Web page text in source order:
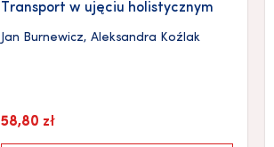
Transport w ujęciu holistycznym
Jan Burnewicz, Aleksandra Koźlak
58,80 zł